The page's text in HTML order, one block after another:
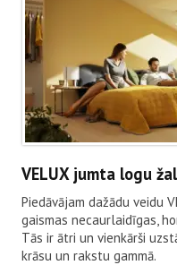
VELUX jumta logu
Piedāvājam dažādu veidu
gaismas necaurlaidīgas,
Tās ir ātri un vienkārši
krāsu un rakstu gammā.